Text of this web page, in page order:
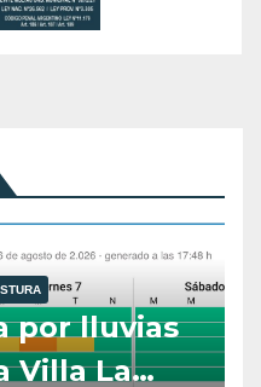
por lluvias
Villa La